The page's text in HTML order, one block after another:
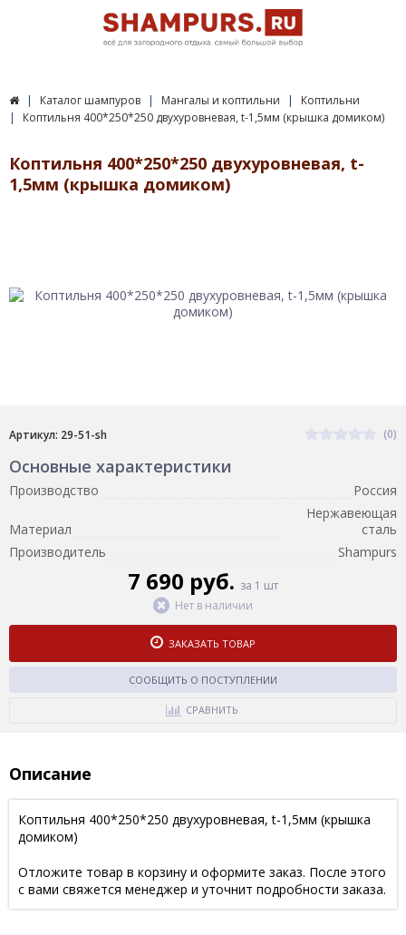
Каталог шампуров Мангалы и коптильни
Коптильни
Коптильня 400*250*250 двухуровневая, t-1,5мм (крышка домиком)
Коптильня 400*250*250 двухуровневая, t-
1,5мм (крышка домиком)
Артикул: 29-51-sh (0)
Основные характеристики
Производство Россия
Материал
Нержавеющая
сталь
Производитель
Shampurs
7 690 руб. за 1 шт
Нет в наличии
ЗАКАЗАТЬ ТОВАР
СООБЩИТЬ О ПОСТУПЛЕНИИ
СРАВНИТЬ
Описание
Коптильня 400*250*250 двухуровневая, t-1,5мм (крышка
домиком)
Отложите товар в корзину и оформите заказ. После этого
с вами свяжется менеджер и уточнит подробности заказа.